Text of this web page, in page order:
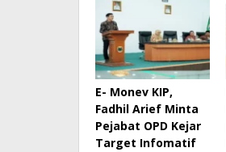
E- Monev KIP,
Fadhil Arief Minta
Pejabat OPD Kejar
Target Infomatif